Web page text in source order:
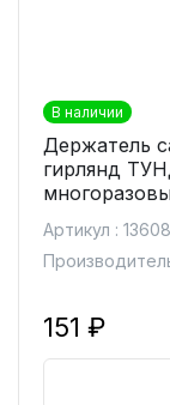
В наличии
Держатель
гирлянд
Артикул :
151 ₽